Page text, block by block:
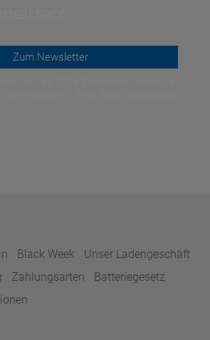
Zum Newsletter
Black Week
Unser Ladengeschäft
Zahlungsarten
Batteriegesetz